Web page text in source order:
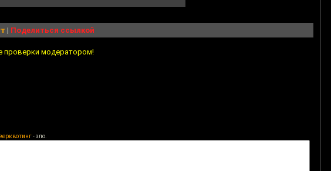
| Поделиться ссылкой
проверки модератором!
- зло.